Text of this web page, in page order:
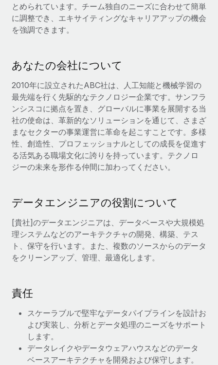
Remote統合
人事機能をワークフローにシームレスに統合する
接続
新しい
当社のMCPを使用して、あらゆるAIツールをRemoteに接続
統合
基本的なビジネスツールを活用して業務プロセスを効率化す
る
サービス
候補者の選考プロセスをシンプルに
Compliance Watchtower
コンプライアンスリスクを先回りして対応
ITデバイスを世界規模で提供・管理
法人設立
法令順守した法人をスピーディに設立
移住・転勤
従業員の異動をスムーズに
ミッドマーケット
カスタマイズされた人事ソリューションでチームを拡大する
パートナーに登録
戦略的テクノロジーパートナー
グローバルな人事機能を柔軟に自社プラットフォームへ統合
パートナーとして登録
当社とのパートナーシップの可能性を検討する
Remote Build 近日リリース予定
リサーチおよびガイド
活用事例
チェックリストおよびテンプレート
職務内容ライブラリ
ウェビナー
イベント
ニュースルーム
給与・人材情報
サポートを依頼する
すべてのリソースを表示する
ブログ
EORおよびPEO
契約社員管理
税務
ブログを読む
Español
Português (Portugal)
日本語
한국어
中文（简体）
とめられています。チーム独自のニーズに合わせて簡単
に調整でき、エキサイティングなキャリアアップの機会
を強調できます。
あなたの会社について
2010年に設立されたABC社は、人工知能と機械学習の
最先端を行く先駆的なテクノロジー企業です。サンフラ
ンシスコに拠点を置き、グローバルに事業を展開する当
社の使命は、革新的なソリューションを通じて、さまざ
まなセクターの事業運営に革命を起こすことです。多様
性、創造性、プロフェッショナルとしての成長を促進す
る活気ある職場文化に誇りを持っています。テクノロ
ジーの未来を形作る仲間に加わってください。
データエンジニアの役割について
[貴社]のデータエンジニアは、データベースや大規模処
理システムなどのアーキテクチャの開発、構築、テス
ト、保守を行います。また、複数のソースからのデータ
をクリーンアップ、管理、最適化します。
責任
スケーラブルで堅牢なデータパイプラインを設計お
よび実装し、分析とデータ処理のニーズをサポート
します。
データレイクやデータウェアハウスなどのデータ
ベースアーキテクチャを開発および保守します。